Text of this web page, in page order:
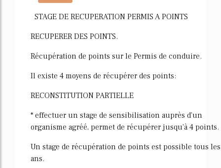
4621%
STAGE DE RECUPERATION PERMIS A POINTS
RECUPERER DES POINTS.
Récupération de points sur le Permis de conduire.
Il existe 4 moyens de récupérer des points:
RECONSTITUTION PARTIELLE
* effectuer un stage de sensibilisation auprès d'un
organisme agréé, permet de récupérer jusqu'à 4 points.
Un stage de récupération de points est possible tous les
ans.